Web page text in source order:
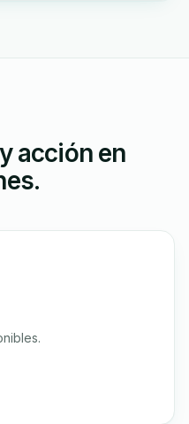
acción en